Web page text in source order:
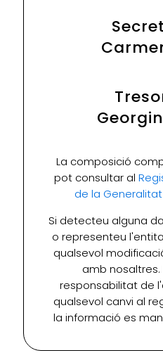
La composició
pot consultar al
de la
Si detecteu alguna
o representeu
qualsevol
amb
responsabilitat de
qualsevol canvi al
la informació es